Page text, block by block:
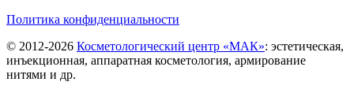
Политика конфиденциальности
© 2012-2026 Косметологический центр «МАК»: эстетическая,
инъекционная, аппаратная косметология, армирование
нитями и др.